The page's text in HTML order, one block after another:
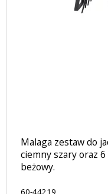
Malaga zestaw do
ciemny szary oraz
beżowy.
60-44219